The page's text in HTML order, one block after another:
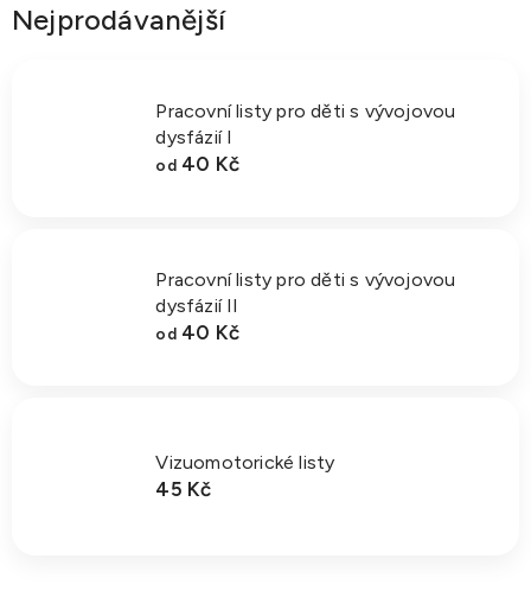
Nejprodávanější
Pracovní listy pro děti s vývojovou
dysfázií I
od40 Kč
Pracovní listy pro děti s vývojovou
dysfázií II
od40 Kč
Vizuomotorické listy
45 Kč